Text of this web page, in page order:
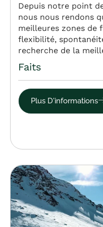
Depuis notre point
nous nous rendons
meilleures zones de
flexibilité,
recherche de la
Faits
Plus D'informations